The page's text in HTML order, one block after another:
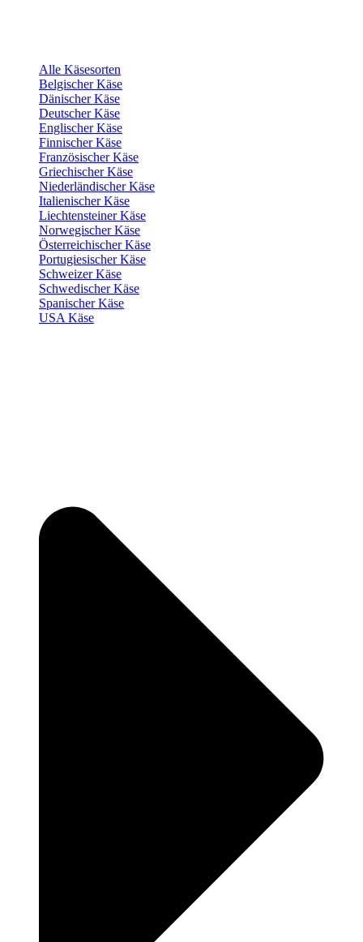
Alle Käsesorten
Belgischer Käse
Dänischer Käse
Deutscher Käse
Englischer Käse
Finnischer Käse
Französischer Käse
Griechischer Käse
Niederländischer Käse
Italienischer Käse
Liechtensteiner Käse
Norwegischer Käse
Österreichischer Käse
Portugiesischer Käse
Schweizer Käse
Schwedischer Käse
Spanischer Käse
USA Käse